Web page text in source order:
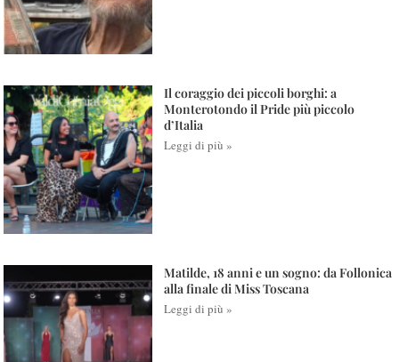
Il coraggio dei piccoli borghi: a
Monterotondo il Pride più piccolo
d’Italia
Leggi di più »
Matilde, 18 anni e un sogno: da Follonica
alla finale di Miss Toscana
Leggi di più »